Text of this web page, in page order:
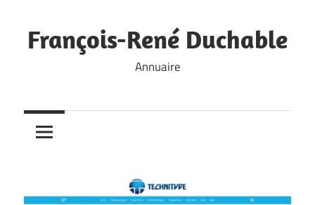
to
content
François-René Duchable
Annuaire